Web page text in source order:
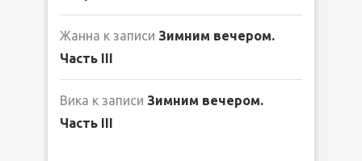
Жанна к записи Зимним вечером.
Часть III
Вика к записи Зимним вечером.
Часть III